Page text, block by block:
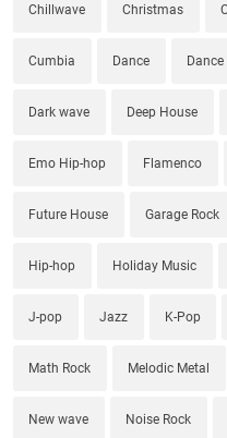
Chillwave Christmas
Cumbia Dance
Dark wave Deep House
Emo Hip-hop Flamenco
Future House Garage Rock
Hip-hop Holiday Music
J-pop Jazz K-Pop
Math Rock Melodic Metal
New wave Noise Rock